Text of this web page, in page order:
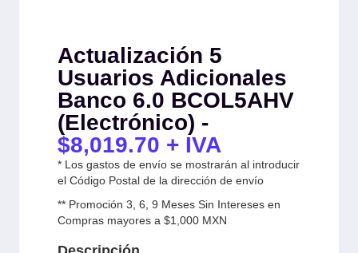
Actualización 5
Usuarios Adicionales
Banco 6.0 BCOL5AHV
(Electrónico) -
$8,019.70 + IVA
* Los gastos de envío se mostrarán al introducir
el Código Postal de la dirección de envío
** Promoción 3, 6, 9 Meses Sin Intereses en
Compras mayores a $1,000 MXN